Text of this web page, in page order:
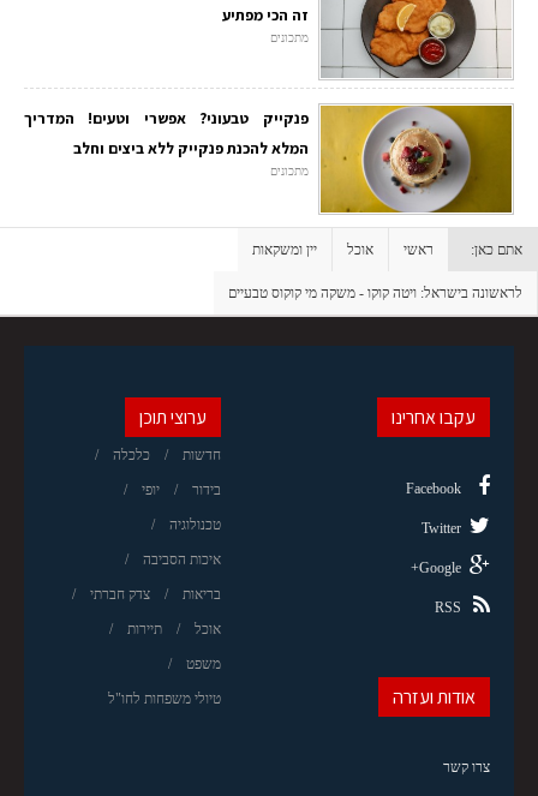
זה הכי מפתיע
מתכונים
פנקייק טבעוני? אפשרי וטעים! המדריך
המלא להכנת פנקייק ללא ביצים וחלב
מתכונים
אתם כאן: ראשי אוכל יין ומשקאות
לראשונה בישראל: ויטה קוקו - משקה מי קוקוס טבעיים
ערוצי תוכן
חדשות כלכלה
בידור יופי
טכנולוגיה
איכות הסביבה
בריאות צדק חברתי
אוכל תיירות
משפט
טיולי משפחות לחו"ל
עקבו אחרינו
Facebook
Twitter
Google+
RSS
אודות ועזרה
צרו קשר